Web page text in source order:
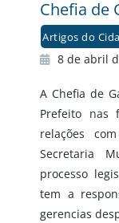
Chefia de
Artigos do
8 de abril
A Chefia de
Prefeito nas
relações
Secretaria
processo
tem a
gerencias